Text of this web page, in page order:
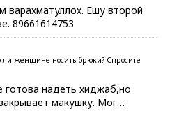
варахматуллох. Ешу второй
89661614753
женщине носить брюки? Спросите
готова надеть хиджаб,но
макушку. Мог…